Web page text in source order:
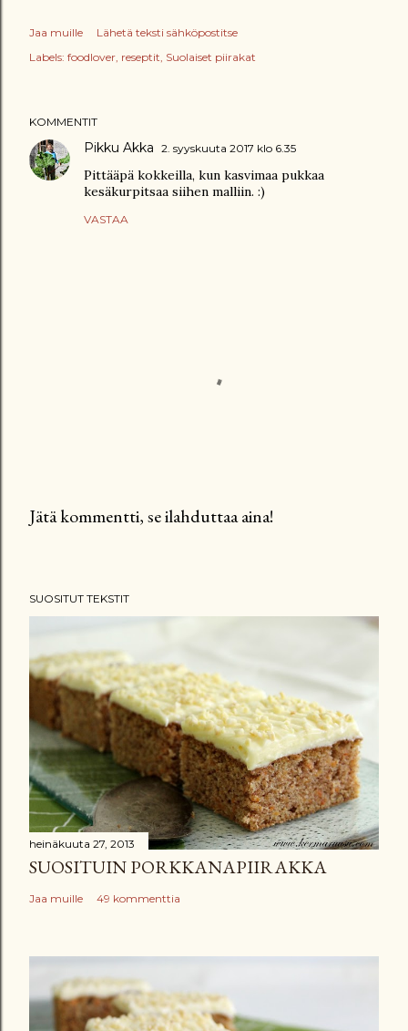
Jaa muille
Lähetä teksti sähköpostitse
Labels: foodlover reseptit Suolaiset piirakat
KOMMENTIT
Pikku Akka 2. syyskuuta 2017 klo 6.35
Pittääpä kokkeilla, kun kasvimaa pukkaa
kesäkurpitsaa siihen malliin. :)
VASTAA
e
ä
k
m
m
e
n
t
t
i
Jätä kommentti, se ilahduttaa aina!
SUOSITUT TEKSTIT
heinäkuuta 27, 2013
SUOSITUIN PORKKANAPIIRAKKA
Jaa muille 49 kommenttia